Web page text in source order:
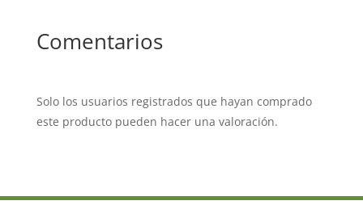
Comentarios
Solo los usuarios registrados que hayan comprado
este producto pueden hacer una valoración.